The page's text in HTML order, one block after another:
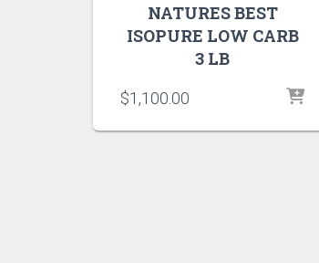
NATURES BEST
ISOPURE LOW CARB
3 LB
$1,100.00